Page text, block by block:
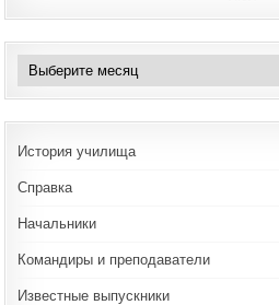
Архивы
История училища
Справка
Начальники
Командиры и преподаватели
Известные выпускники